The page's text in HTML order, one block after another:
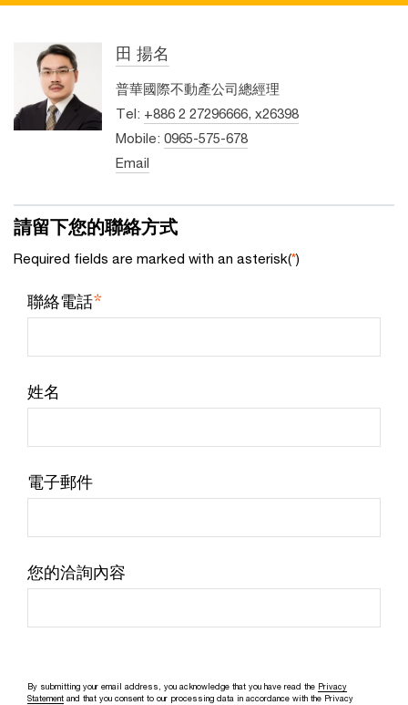
田 揚名
普華國際不動產公司總經理
Tel: +886 2 27296666, x26398
Mobile: 0965-575-678
Email
請留下您的聯絡方式
Required fields are marked with an asterisk(*)
聯絡電話*
姓名
電子郵件
您的洽詢內容
By submitting your email address, you acknowledge that you have read the Privacy
Statement and that you consent to our processing data in accordance with the Privacy